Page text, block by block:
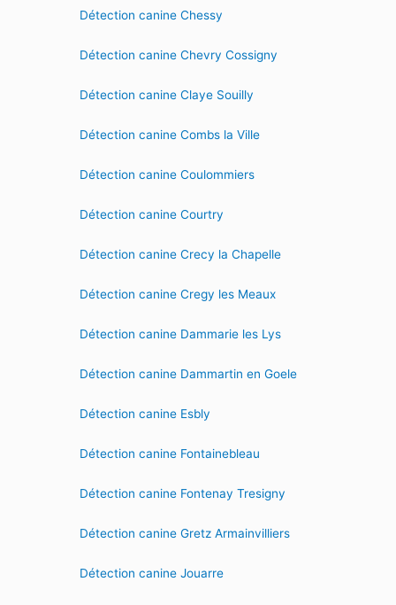
Détection canine Chessy
Détection canine Chevry Cossigny
Détection canine Claye Souilly
Détection canine Combs la Ville
Détection canine Coulommiers
Détection canine Courtry
Détection canine Crecy la Chapelle
Détection canine Cregy les Meaux
Détection canine Dammarie les Lys
Détection canine Dammartin en Goele
Détection canine Esbly
Détection canine Fontainebleau
Détection canine Fontenay Tresigny
Détection canine Gretz Armainvilliers
Détection canine Jouarre